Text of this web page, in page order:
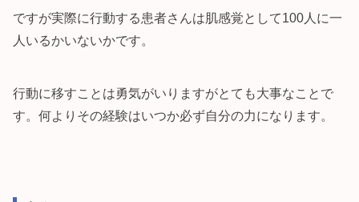
ですが実際に行動する患者さんは肌感覚として100人に一
人いるかいないかです。
行動に移すことは勇気がいりますがとても大事なことで
す。何よりその経験はいつか必ず自分の力になります。